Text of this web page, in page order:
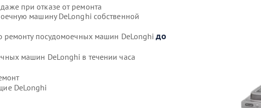
даже при отказе от ремонта
машину DeLonghi собственной
ремонту посудомоечных машин DeLonghiдо
машин DeLonghi в течении часа
DeLonghi